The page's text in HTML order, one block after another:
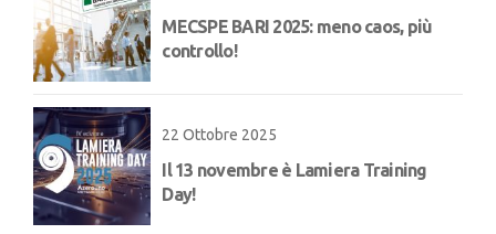
MECSPE BARI 2025: meno caos, più
controllo!
22 Ottobre 2025
Il 13 novembre è Lamiera Training
Day!